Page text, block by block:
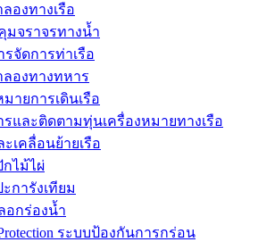
องทางเรือ
มจราจรทางน้ำ
จัดการท่าเรือ
ลองทางทหาร
ายการเดินเรือ
รและติดตามทุ่นเครื่องหมายทางเรือ
เคลื่อนย้ายเรือ
ไม้ไผ่
การังเทียม
อกร่องน้ำ
ระบบป้องกันการกร่อน